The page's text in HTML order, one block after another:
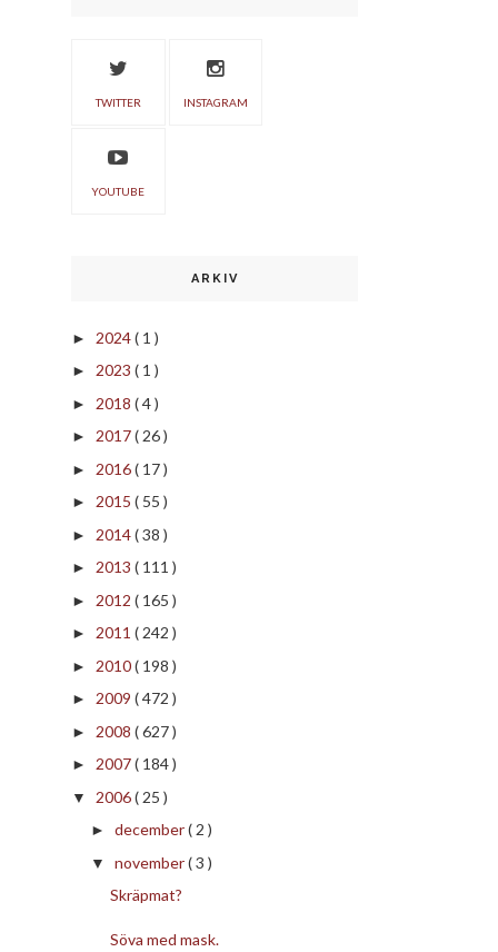
TWITTER INSTAGRAM
YOUTUBE
ARKIV
► 2024( 1 )
► 2023 ( 1 )
► 2018 ( 4 )
► 2017( 26 )
► 2016( 17 )
► 2015 ( 55 )
► 2014( 38 )
► 2013 ( 111 )
► 2012 ( 165 )
► 2011 ( 242 )
► 2010( 198 )
► 2009 ( 472 )
► 2008 ( 627 )
► 2007( 184 )
▼ 2006( 25 )
► december( 2 )
▼ november( 3 )
Skräpmat?
Söva med mask.